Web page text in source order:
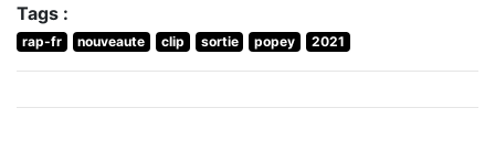
Tags :
rap-fr nouveaute clip sortie popey 2021